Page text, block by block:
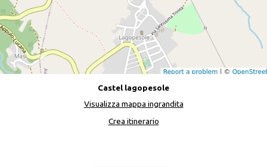
Castel lagopesole
Visualizza mappa ingrandita
Crea itinerario